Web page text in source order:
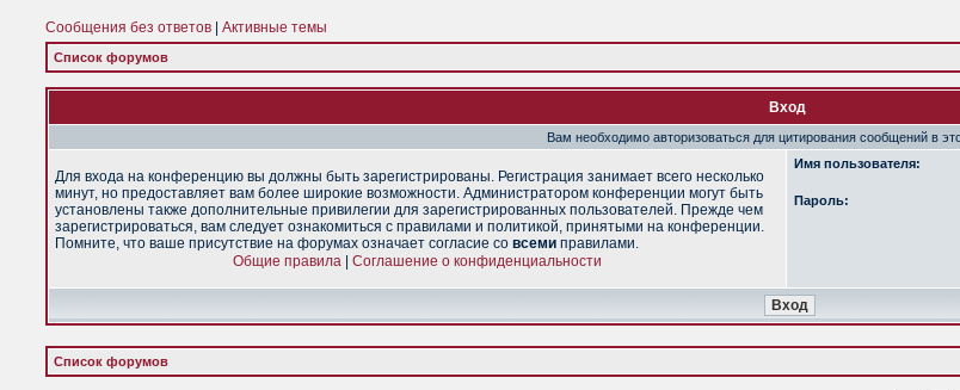
Сообщения без ответов Активные темы
Список форумов
Вход
Вам необходимо авторизоваться для цитирования сообщений в
Для входа на конференцию вы должны быть зарегистрированы. Регистрация занимает всего несколько
минут, но предоставляет вам более широкие возможности. Администратором конференции могут быть
установлены также дополнительные привилегии для зарегистрированных пользователей. Прежде чем
зарегистрироваться, вам следует ознакомиться с правилами и политикой, принятыми на конференции.
Помните, что ваше присутствие на форумах означает согласие со всеми правилами.
Общие правила
Соглашение о конфиденциальности
Имя пользователя:
Пароль:
Список форумов